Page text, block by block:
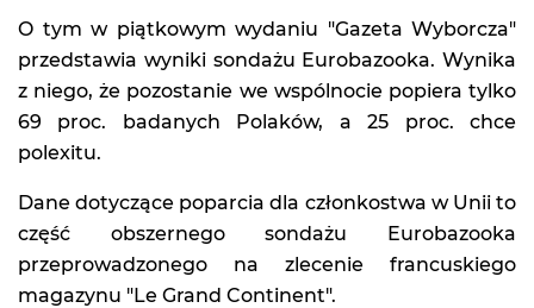
O tym w piątkowym wydaniu "Gazeta Wyborcza"
przedstawia wyniki sondażu Eurobazooka. Wynika
z niego, że pozostanie we wspólnocie popiera tylko
69 proc. badanych Polaków, a 25 proc. chce
polexitu.
Dane dotyczące poparcia dla członkostwa w Unii to
część obszernego sondażu Eurobazooka
przeprowadzonego na zlecenie francuskiego
magazynu "Le Grand Continent".